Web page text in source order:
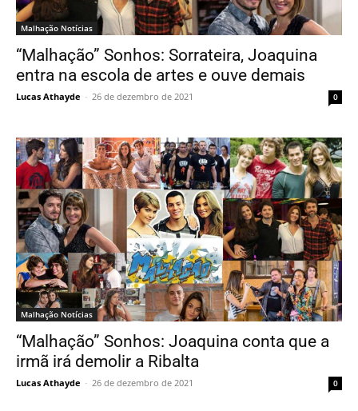
Malhação Notícias
“Malhação” Sonhos: Sorrateira, Joaquina
entra na escola de artes e ouve demais
Lucas Athayde - 26 de dezembro de 2021 0
Malhação Notícias
“Malhação” Sonhos: Joaquina conta que a
irmã irá demolir a Ribalta
Lucas Athayde - 26 de dezembro de 2021 0